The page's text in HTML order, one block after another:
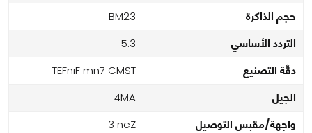
حجم الذاكرة 32MB
التردد الأساسي 3.5
دقّة التصنيع TSMC 7nm FinFET
الجيل AM4
واجهة/مقبس التوصيل Zen 3